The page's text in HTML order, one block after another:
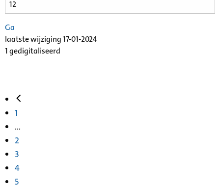
Ga
laatste wijziging 17-01-2024
1 gedigitaliseerd
1
...
2
3
4
5